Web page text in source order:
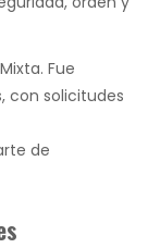
Fue
con solicitudes
de